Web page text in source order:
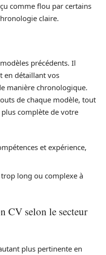
comme flou par certains
claire.
précédents. Il
en détaillant vos
manière chronologique.
de chaque modèle, tout
complète de votre
et expérience,
long ou complexe à
CV selon le secteur
plus pertinente en